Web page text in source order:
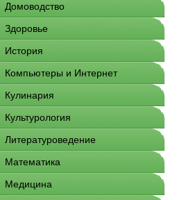
Домоводство
Здоровье
История
Компьютеры и Интернет
Кулинария
Культурология
Литературоведение
Математика
Медицина